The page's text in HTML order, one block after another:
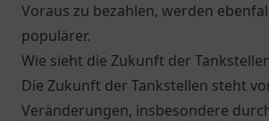
Voraus zu bezahlen, werden
populärer.
Wie sieht die Zukunft der
Die Zukunft der Tankstellen steht
Veränderungen, insbesondere